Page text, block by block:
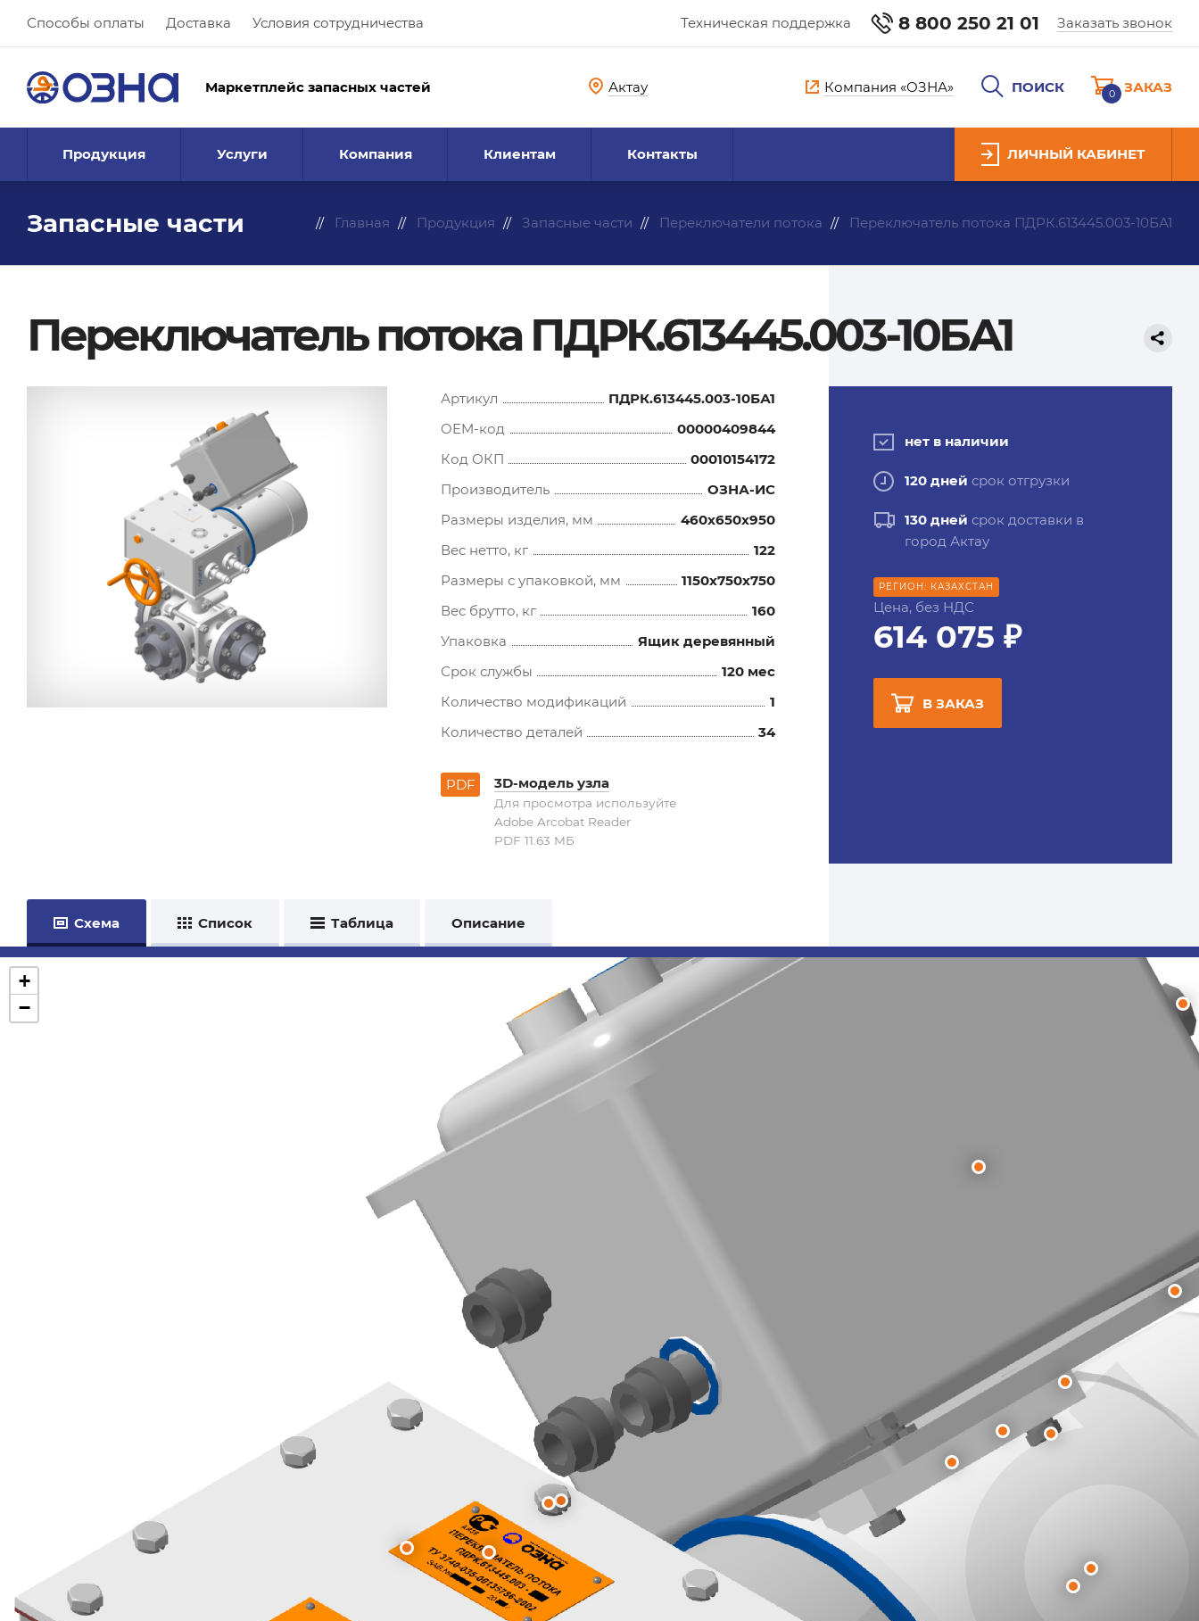
Способы оплаты Доставка Условия сотрудничества Техническая поддержка 8 800 250 21 01 Заказать звонок
Маркетплейс запасных частей Актау Компания «ОЗНА» ПОИСК 0 ЗАКАЗ
Продукция Услуги Компания Клиентам Контакты ЛИЧНЫЙ КАБИНЕТ
Запасные части Главная Продукция Запасные части Переключатели потока Переключатель потока ПДРК.613445.003-10БА1
Переключатель потока ПДРК.613445.003-10БА1
Артикул
ПДРК.613445.003-10БА1
OEM-код
00000409844
Код ОКП
00010154172
Производитель
ОЗНА-ИС
Размеры изделия, мм
460x650x950
Вес нетто, кг
122
Размеры с упаковкой, мм
1150x750x750
Вес брутто, кг
160
Упаковка
Ящик деревянный
Срок службы
120 мес
Количество модификаций
1
Количество деталей
34
PDF 3D-модель узла
Для просмотра используйте
Adobe Arcobat Reader
PDF 11.63 MБ
нет в наличии
120 дней срок отгрузки
130 дней срок доставки в
город Актау
РЕГИОН: КАЗАХСТАН
Цена, без НДС
614 075 ₽
В ЗАКАЗ
Схема Список Таблица Описание
+
−